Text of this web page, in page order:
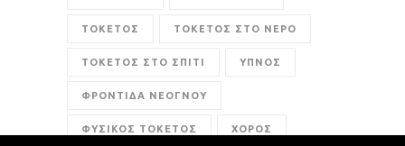
ΤΟΚΕΤΟΣ ΤΟΚΕΤΟΣ ΣΤΟ ΝΕΡΟ
ΤΟΚΕΤΟΣ ΣΤΟ ΣΠΙΤΙ ΥΠΝΟΣ
ΦΡΟΝΤΙΔΑ ΝΕΟΓΝΟΥ
ΦΥΣΙΚΟΣ ΤΟΚΕΤΟΣ ΧΟΡΟΣ